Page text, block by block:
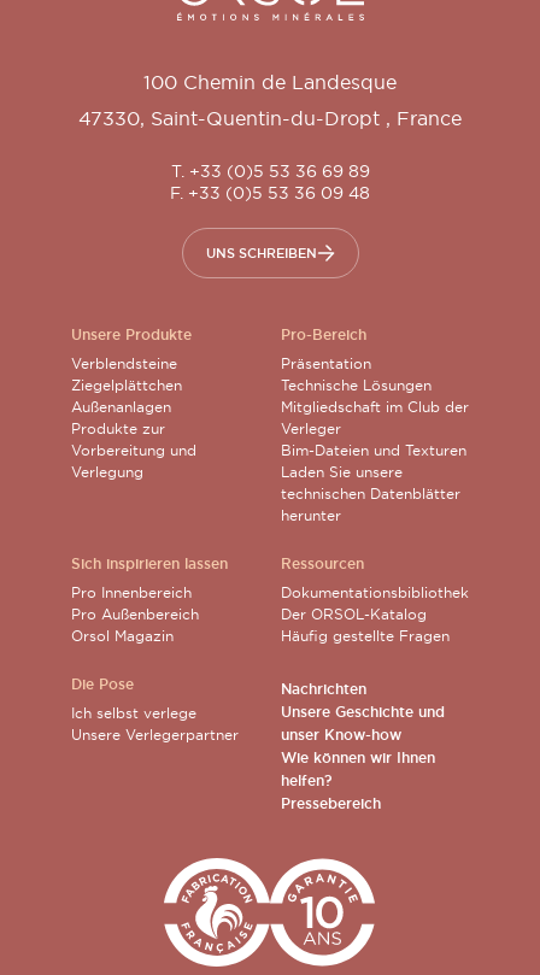
100 Chemin de Landesque
47330, Saint-Quentin-du-Dropt , France
T. +33 (0)5 53 36 69 89
F. +33 (0)5 53 36 09 48
UNS SCHREIBEN
Unsere Produkte
Verblendsteine
Ziegelplättchen
Außenanlagen
Produkte zur
Vorbereitung und
Verlegung
Sich inspirieren lassen
Pro Innenbereich
Pro Außenbereich
Orsol Magazin
Die Pose
Ich selbst verlege
Unsere Verlegerpartner
Pro-Bereich
Präsentation
Technische Lösungen
Mitgliedschaft im Club der
Verleger
Bim-Dateien und Texturen
Laden Sie unsere
technischen Datenblätter
herunter
Ressourcen
Dokumentationsbibliothek
Der ORSOL-Katalog
Häufig gestellte Fragen
Nachrichten
Unsere Geschichte und
unser Know-how
Wie können wir Ihnen
helfen?
Pressebereich